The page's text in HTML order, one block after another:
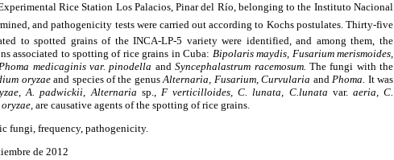
Rice Station Los Palacios, Pinar del Río, belonging to the Instituto Nacional
and pathogenicity tests were carried out according to Kochs postulates. Thirty-five
to spotted grains of the INCA-LP-5 variety were identified, and among them, the
associated to spotting of rice grains in Cuba: Bipolaris maydis, Fusarium merismoides,
medicaginis var. pinodella andSyncephalastrum racemosum. The fungi with the
oryzaeand species of the genusAlternaria, Fusarium, Curvularia andPhoma. It was
A. padwickii, Alternaria sp., F verticilloides, C. lunata, C.lunata var. aeria, C.
oryzae, are causative agents of the spotting of rice grains.
fungi, frequency, pathogenicity.
de 2012